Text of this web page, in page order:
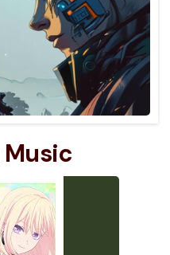
Music